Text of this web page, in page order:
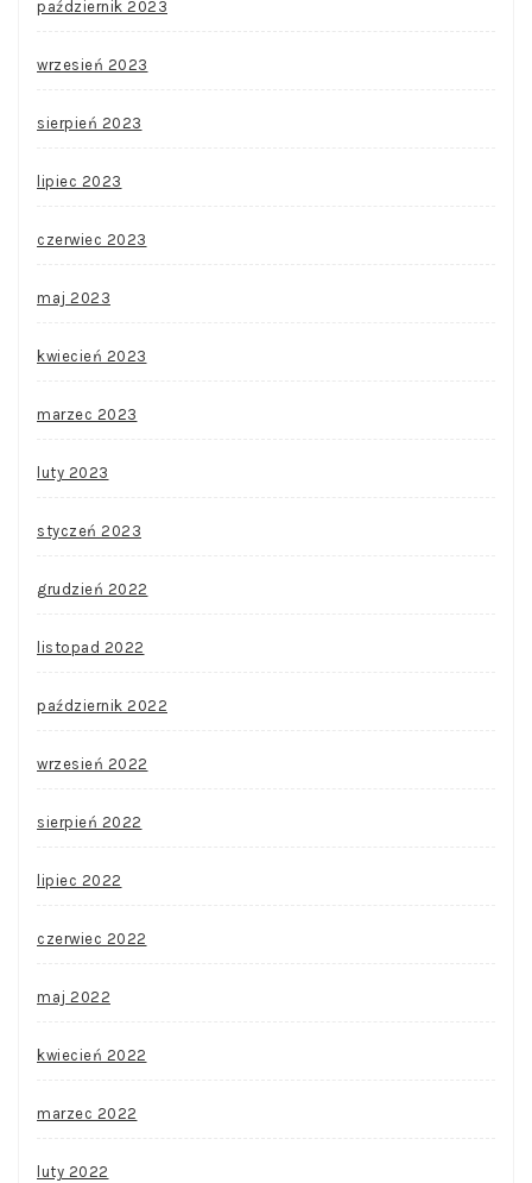
październik 2023
wrzesień 2023
sierpień 2023
lipiec 2023
czerwiec 2023
maj 2023
kwiecień 2023
marzec 2023
luty 2023
styczeń 2023
grudzień 2022
listopad 2022
październik 2022
wrzesień 2022
sierpień 2022
lipiec 2022
czerwiec 2022
maj 2022
kwiecień 2022
marzec 2022
luty 2022